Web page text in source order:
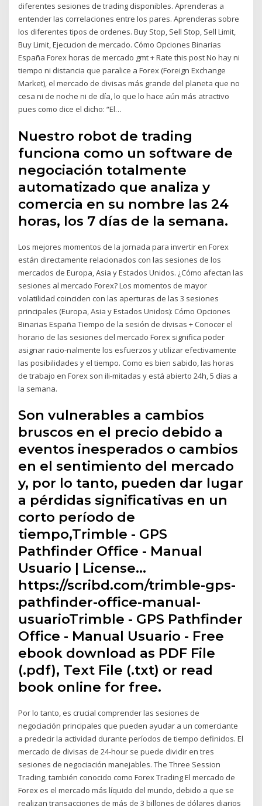
diferentes sesiones de trading disponibles. Aprenderas a
entender las correlaciones entre los pares. Aprenderas sobre
los diferentes tipos de ordenes. Buy Stop, Sell Stop, Sell Limit,
Buy Limit, Ejecucion de mercado. Cómo Opciones Binarias
España Forex horas de mercado gmt + Rate this post No hay ni
tiempo ni distancia que paralice a Forex (Foreign Exchange
Market), el mercado de divisas más grande del planeta que no
cesa ni de noche ni de día, lo que lo hace aún más atractivo
pues como dice el dicho: “El…
Nuestro robot de trading
funciona como un software de
negociación totalmente
automatizado que analiza y
comercia en su nombre las 24
horas, los 7 días de la semana.
Los mejores momentos de la jornada para invertir en Forex
están directamente relacionados con las sesiones de los
mercados de Europa, Asia y Estados Unidos. ¿Cómo afectan las
sesiones al mercado Forex? Los momentos de mayor
volatilidad coinciden con las aperturas de las 3 sesiones
principales (Europa, Asia y Estados Unidos): Cómo Opciones
Binarias España Tiempo de la sesión de divisas + Conocer el
horario de las sesiones del mercado Forex significa poder
asignar racio-nalmente los esfuerzos y utilizar efectivamente
las posibilidades y el tiempo. Como es bien sabido, las horas
de trabajo en Forex son ili-mitadas y está abierto 24h, 5 días a
la semana.
Son vulnerables a cambios
bruscos en el precio debido a
eventos inesperados o cambios
en el sentimiento del mercado
y, por lo tanto, pueden dar lugar
a pérdidas significativas en un
corto período de
tiempo,Trimble - GPS
Pathfinder Office - Manual
Usuario | License…
https://scribd.com/trimble-gps-
pathfinder-office-manual-
usuarioTrimble - GPS Pathfinder
Office - Manual Usuario - Free
ebook download as PDF File
(.pdf), Text File (.txt) or read
book online for free.
Por lo tanto, es crucial comprender las sesiones de
negociación principales que pueden ayudar a un comerciante
a predecir la actividad durante períodos de tiempo definidos. El
mercado de divisas de 24-hour se puede dividir en tres
sesiones de negociación manejables. The Three Session
Trading, también conocido como Forex Trading El mercado de
Forex es el mercado más líquido del mundo, debido a que se
realizan transacciones de más de 3 billones de dólares diarios